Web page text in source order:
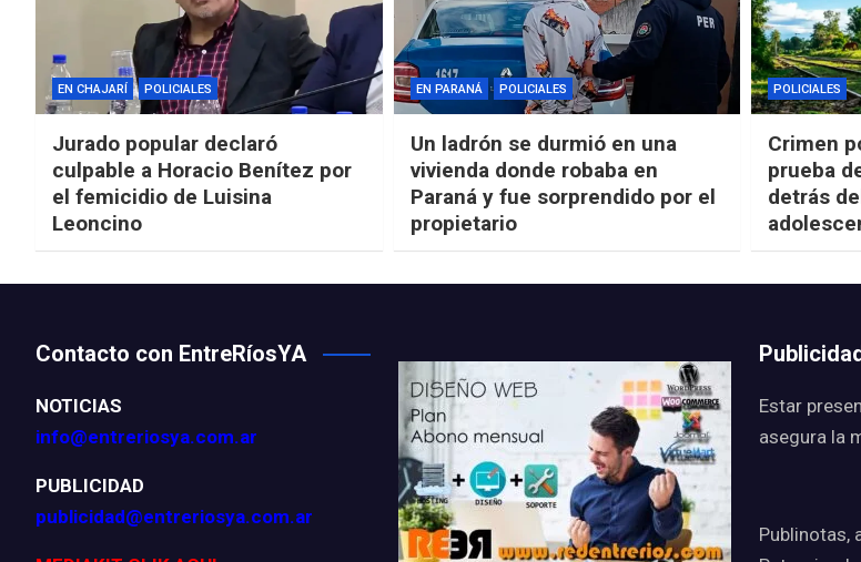
EN CHAJARÍ POLICIALES
Jurado popular declaró
culpable a Horacio Benítez por
el femicidio de Luisina
Leoncino
EN PARANÁ POLICIALES
Un ladrón se durmió en una
vivienda donde robaba en
Paraná y fue sorprendido por el
propietario
POLICIALES
Crimen
prueba
detrás
Contacto con EntreRíosYA
NOTICIAS
info@entreriosya.com.ar
PUBLICIDAD
publicidad@entreriosya.com.ar
Estar
asegura la
Publinotas,